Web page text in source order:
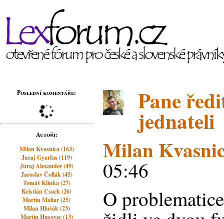
Poslední komentáře:
Autoři:
Milan Kvasnica (163)
Juraj Gyarfas (119)
Juraj Alexander (49)
Jaroslav Čollák (45)
Tomáš Klinka (27)
Kristián Csach (26)
Martin Maliar (25)
Milan Hlušák (23)
Martin Husovec (13)
Pane
jednateli
Milan
05:46
O